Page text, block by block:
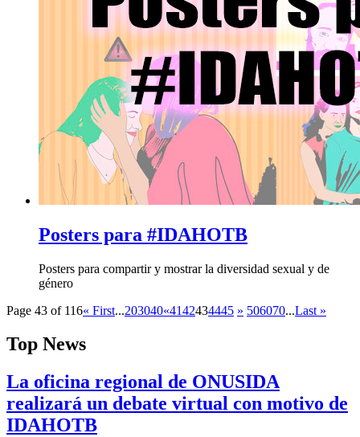
Posters para #IDAHOTB
Posters para compartir y mostrar la diversidad sexual y de
género
Page 43 of 116« First...203040«4142434445 » 506070...Last »
Top News
La oficina regional de ONUSIDA
realizará un debate virtual con motivo de
IDAHOTB